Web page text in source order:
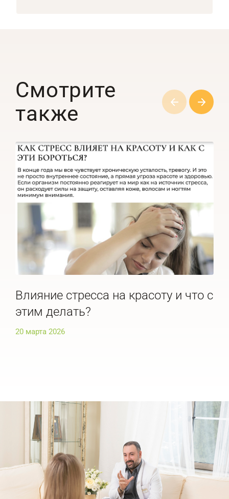
Смотрите
также
Влияние стресса на красоту и что с
этим делать?
20 марта 2026